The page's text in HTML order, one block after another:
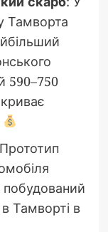
Тамворта
590–750
Тамворті в